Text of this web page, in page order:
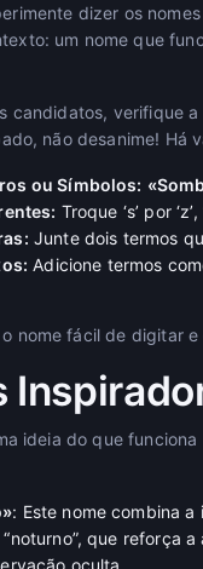
dizer os
um nome que
candidatos, verifique
não desanime! Há
ou Símbolos:
Troque ‘s’ por
Junte dois termos
Adicione termos
nome fácil de digitar
ideia do que
: Este nome combina
que reforça
oculta.